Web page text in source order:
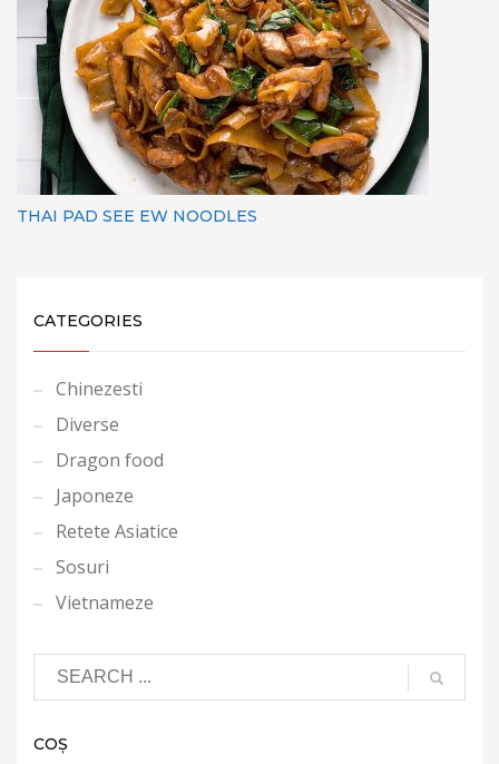
THAI PAD SEE EW NOODLES
CATEGORIES
Chinezesti
Diverse
Dragon food
Japoneze
Retete Asiatice
Sosuri
Vietnameze
COȘ